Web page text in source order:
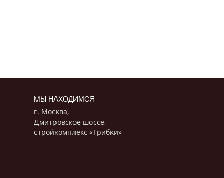
МЫ НАХОДИМСЯ
г. Москва,
Дмитровское шоссе,
стройкомплекс «Грибки»